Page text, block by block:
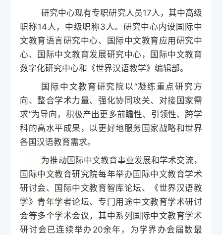
研究中心现有专职研究人员17人，其中高级
职称14人，中级职称3 人。研究中心内设国际中
文教育语言研究中心、国际中文教育应用研究中
心、国际中文教育发展研究中心，国际中文教育
数字化研究中心和《世界汉语教学》编辑部。
国际中文教育研究 院以 “凝练重点研究方
向、整合学术力量、强化协同攻关、对接国家需
求”为导向，积极产出更多前瞻性、引领性、跨学
科的高水平成果，以更好地服务国家战略和世界
各国汉语教育需求。
为推动国际中文教育事业发展和学术交流，
国际中文教育研究院每年举办国际中文教育学术
研讨会、国际中文教育智库论坛、《世界汉语教
学》青年学者论坛、专门用途中文教育学术研讨
会等多个学术会议，其中系列国际中文教育学术
研讨会已连续举办 20余年，为学界办会届数最